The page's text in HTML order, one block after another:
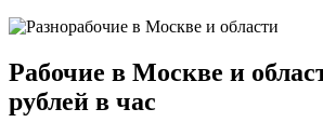
Рабочие в Москве и
рублей в час